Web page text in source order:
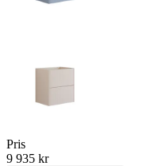
Pris
9 935 kr